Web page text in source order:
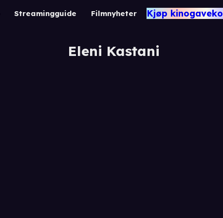
Streamingguide Filmnyheter Kjøp
Eleni Kastani